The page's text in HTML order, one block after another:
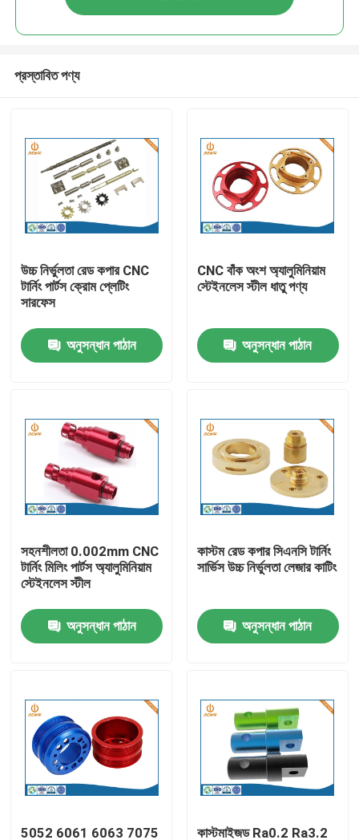
পণ্য
আমাদের সম্পর্কে
মান নিয়ন্ত্রণ
আমাদের সাথে যোগাযোগ করুন
অ্যালুমিনিয়াম ডাই ঢালাই
ইভি খুচরা যন্ত্রাংশ
CNC মেশিনিং যন্ত্রাংশ
প্রস্তাবিত পণ্য
উচ্চ নির্ভুলতা রেড কপার CNC
টার্নিং পার্টস ক্রোম প্লেটিং
সারফেস
অনুসন্ধান পাঠান
CNC বাঁক অংশ অ্যালুমিনিয়াম
স্টেইনলেস স্টীল ধাতু পণ্য
অনুসন্ধান পাঠান
সহনশীলতা 0.002mm CNC
টার্নিং মিলিং পার্টস অ্যালুমিনিয়াম
স্টেইনলেস স্টীল
অনুসন্ধান পাঠান
কাস্টম রেড কপার সিএনসি টার্নিং
সার্ভিস উচ্চ নির্ভুলতা লেজার কাটিং
অনুসন্ধান পাঠান
5052 6061 6063 7075 কাস্টমাইজড Ra0.2 Ra3.2